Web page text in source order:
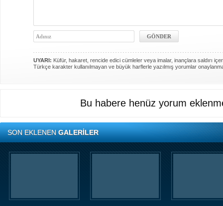
UYARI: Küfür, hakaret, rencide edici cümleler veya imalar, inançlara saldırı
Türkçe karakter kullanılmayan ve büyük harflerle yazılmış yorumlar
Bu habere henüz yorum
SON EKLENENGALERİLER